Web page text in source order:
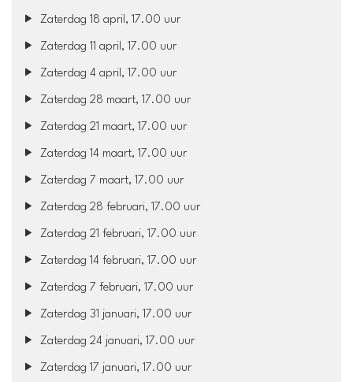
Zaterdag 18 april, 17.00 uur
Zaterdag 11 april, 17.00 uur
Zaterdag 4 april, 17.00 uur
Zaterdag 28 maart, 17.00 uur
Zaterdag 21 maart, 17.00 uur
Zaterdag 14 maart, 17.00 uur
Zaterdag 7 maart, 17.00 uur
Zaterdag 28 februari, 17.00 uur
Zaterdag 21 februari, 17.00 uur
Zaterdag 14 februari, 17.00 uur
Zaterdag 7 februari, 17.00 uur
Zaterdag 31 januari, 17.00 uur
Zaterdag 24 januari, 17.00 uur
Zaterdag 17 januari, 17.00 uur